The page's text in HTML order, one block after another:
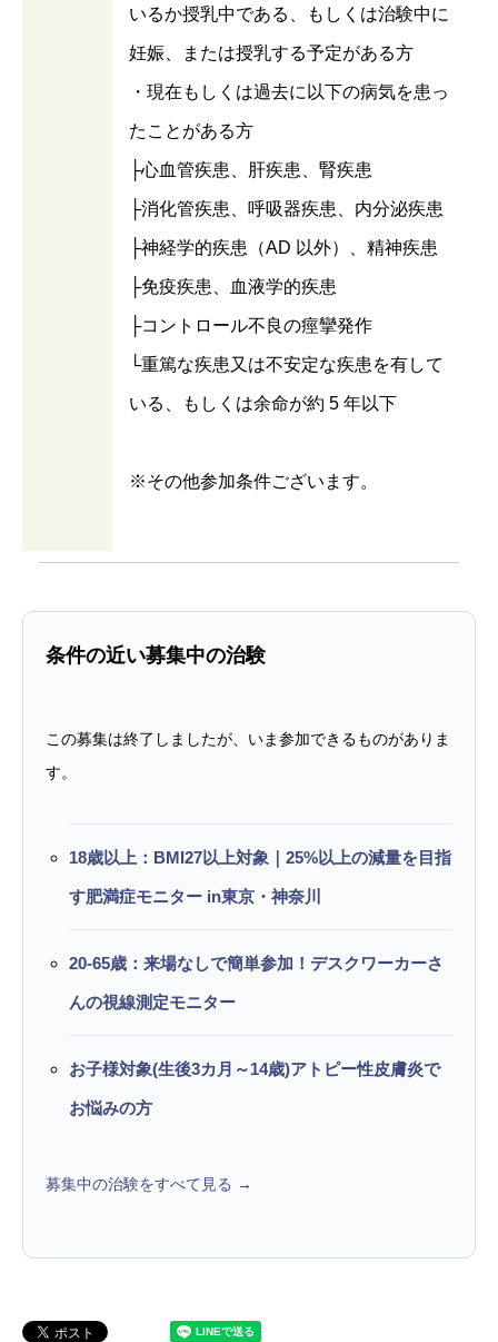
いるか授乳中である、もしくは治験中に
妊娠、または授乳する予定がある方
・現在もしくは過去に以下の病気を患っ
たことがある方
├心血管疾患、肝疾患、腎疾患
├消化管疾患、呼吸器疾患、内分泌疾患
├神経学的疾患（AD 以外）、精神疾患
├免疫疾患、血液学的疾患
├コントロール不良の痙攣発作
└重篤な疾患又は不安定な疾患を有して
いる、もしくは余命が約 5 年以下
※その他参加条件ございます。
条件の近い募集中の治験
この募集は終了しましたが、いま参加できるものがありま
す。
18歳以上：BMI27以上対象｜25%以上の減量を目指
す肥満症モニター in東京・神奈川
20-65歳：来場なしで簡単参加！デスクワーカーさ
んの視線測定モニター
お子様対象(生後3カ月～14歳)アトピー性皮膚炎で
お悩みの方
募集中の治験をすべて見る →